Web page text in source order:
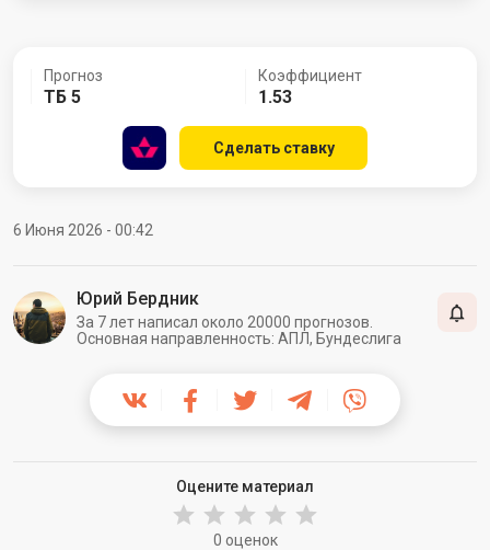
Прогноз
ТБ 5
Коэффициент
1.53
Сделать ставку
6 Июня 2026 - 00:42
Юрий Бердник
За 7 лет написал около 20000 прогнозов.
Основная направленность: АПЛ, Бундеслига
Оцените материал
0 оценок